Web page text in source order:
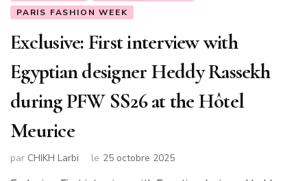
PARIS FASHION WEEK
Exclusive: First interview with
Egyptian designer Heddy Rassekh
during PFW SS26 at the Hôtel
Meurice
par CHIKH Larbi le 25 octobre 2025